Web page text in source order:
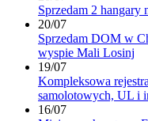
Sprzedam 2
20/07
Sprzedam DOM w
wyspie Mali Losinj
19/07
Kompleksowa
samolotowych, UL i
16/07